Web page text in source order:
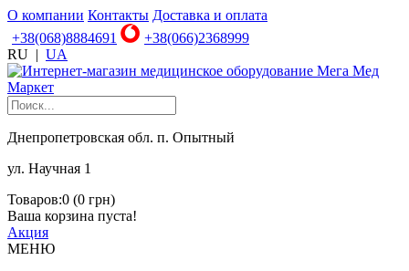
О компании Контакты Доставка и оплата
+38(068)8884691
+38(066)2368999
RU | UA
Днепропетровская обл. п. Опытный
ул. Научная 1
Товаров:0 (0 грн)
Ваша корзина пуста!
Акция
МЕНЮ